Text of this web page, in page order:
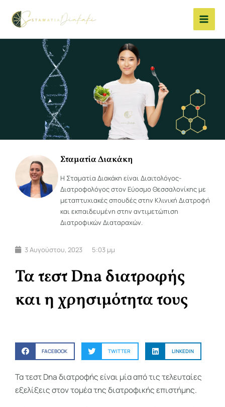
στο
Σταματία Διακάκη
Η Σταματία Διακάκη είναι Διαιτολόγος-
Διατροφολόγος στον Εύοσμο Θεσσαλονίκης με
μεταπτυχιακές σπουδές στην Κλινική Διατροφή
και εκπαιδευμένη στην αντιμετώπιση
Διατροφικών Διαταραχών.
3 Αυγούστου, 2023 5:03 μμ
Τα τεστ Dna διατροφής
και η χρησιμότητα τους
FACEBOOK TWITTER LINKEDIN
Τα τεστ Dna διατροφής είναι μία από τις τελευταίες
εξελίξεις στον τομέα της διατροφικής επιστήμης.